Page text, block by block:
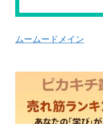
ムームードメイン